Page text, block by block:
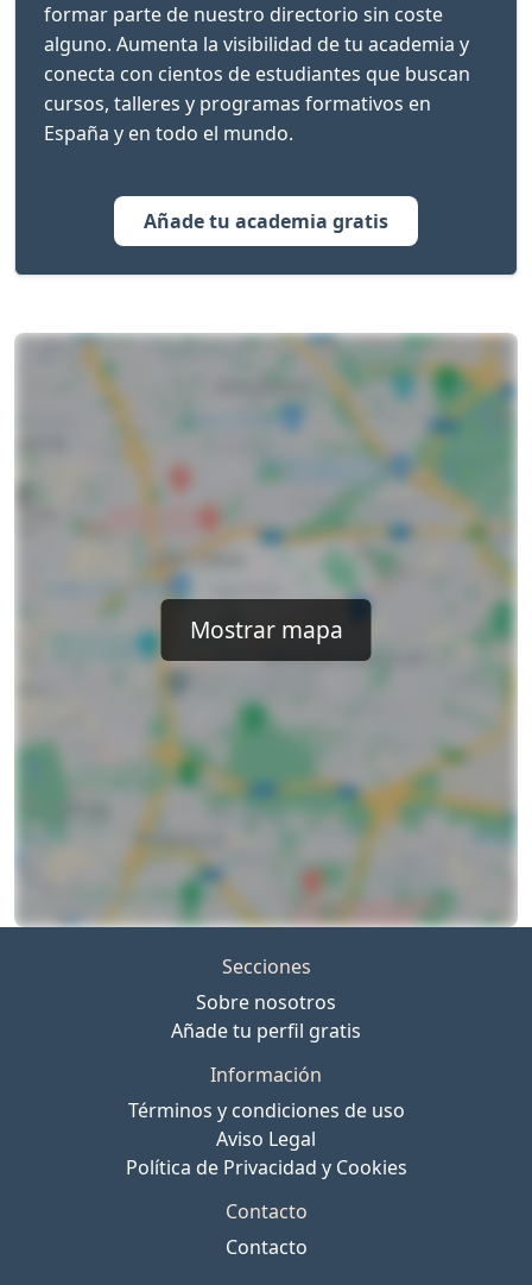
formar parte de nuestro directorio sin coste
alguno. Aumenta la visibilidad de tu academia y
conecta con cientos de estudiantes que buscan
cursos, talleres y programas formativos en
España y en todo el mundo.
Añade tu academia gratis
Mostrar mapa
Secciones
Sobre nosotros
Añade tu perfil gratis
Información
Términos y condiciones de uso
Aviso Legal
Política de Privacidad y Cookies
Contacto
Contacto